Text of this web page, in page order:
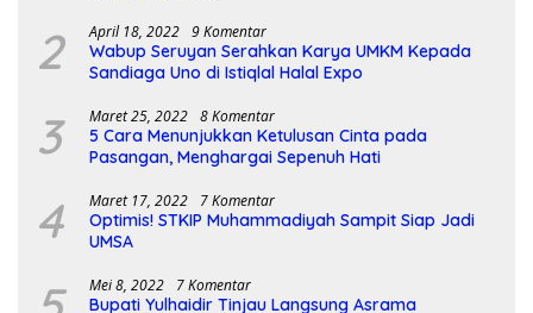
2 April 18, 2022 9 Komentar
Wabup Seruyan Serahkan Karya UMKM Kepada
Sandiaga Uno di Istiqlal Halal Expo
3 Maret 25, 2022 8 Komentar
5 Cara Menunjukkan Ketulusan Cinta pada
Pasangan, Menghargai Sepenuh Hati
4 Maret 17, 2022 7 Komentar
Optimis! STKIP Muhammadiyah Sampit Siap Jadi
UMSA
Mei 8, 2022 7 Komentar
Bupati Yulhaidir Tinjau Langsung Asrama